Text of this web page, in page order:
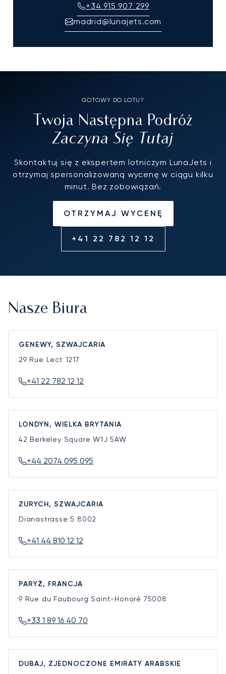
+34 915 907 299
madrid@lunajets.com
GOTOWY DO LOTU?
Twoja Następna Podróż
Zaczyna Się Tutaj
Skontaktuj się z ekspertem lotniczym LunaJets i
otrzymaj spersonalizowaną wycenę w ciągu kilku
minut. Bez zobowiązań.
OTRZYMAJ WYCENĘ
+41 22 782 12 12
Nasze Biura
GENEWY, SZWAJCARIA
29 Rue Lect 1217
+41 22 782 12 12
LONDYN, WIELKA BRYTANIA
42 Berkeley SquareW1J 5AW
+44 2074 095 095
ZURYCH, SZWAJCARIA
Dianastrasse 5 8002
+41 44 810 12 12
PARYŻ, FRANCJA
9 Rue du Faubourg Saint-Honoré 75008
+33 1 89 16 40 70
DUBAJ, ZJEDNOCZONE EMIRATY ARABSKIE